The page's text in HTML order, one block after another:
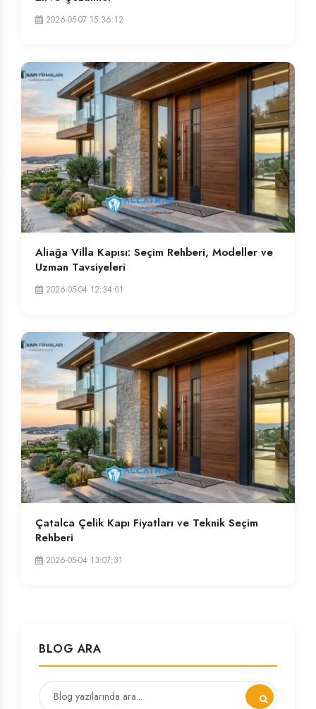
2026-05-07 15:36:12
Aliağa Villa Kapısı: Seçim Rehberi, Modeller ve
Uzman Tavsiyeleri
2026-05-04 12:34:01
Çatalca Çelik Kapı Fiyatları ve Teknik Seçim
Rehberi
2026-05-04 13:07:31
BLOG ARA